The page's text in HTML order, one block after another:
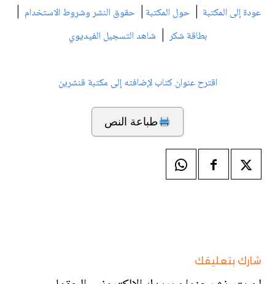
عودة إلى المكتبة | حول المكتبة | حقوق النشر وشروط الاستخدام |
بطاقة شكر| شاهد التسجيل الفيديوي
اقترح عنوان كتاب لإضافته إلى مكتبة قنشرين
طباعة النص
شارك بتعليقك